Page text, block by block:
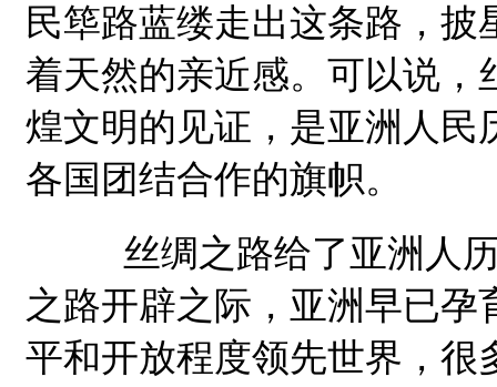
民筚路蓝缕走出这条路，
着天然的亲近感。可以说，
煌文明的见证，是亚洲人民
各国团结合作的旗帜。
丝绸之路给了亚洲人历
之路开辟之际，亚洲早已
平和开放程度领先世界，很